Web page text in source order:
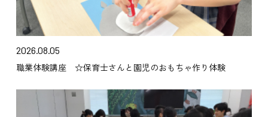
2026.08.05
職業体験講座 ☆保育士さんと園児のおもちゃ作り体験